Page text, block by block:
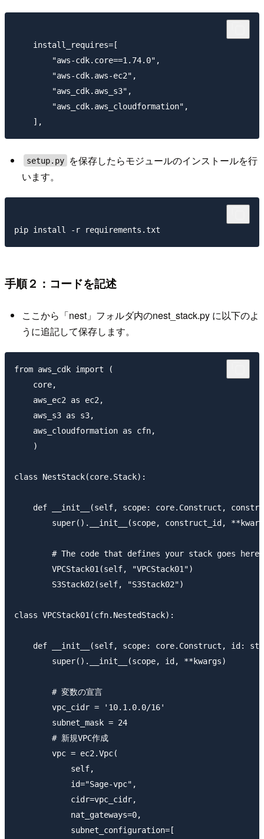
    install_requires=[
        "aws-cdk.core==1.74.0",
        "aws-cdk.aws-ec2",
        "aws_cdk.aws_s3",
        "aws_cdk.aws_cloudformation",
setup.py
を保存したらモジュールのインストールを行
います。
手順２：コードを記述
ここから「nest」フォルダ内のnest_stack.py に以下のよ
うに追記して保存します。
from aws_cdk import (
    core,
    aws_ec2 as ec2,
    aws_s3 as s3,
    aws_cloudformation as cfn,
    )
class NestStack(core.Stack):
def __init__(self, scope: core.Construct,
super().__init__(scope, construct_id,
        # The code that defines your stack goes here
        VPCStack01(self, "VPCStack01")
        S3Stack02(self, "S3Stack02")
class VPCStack01(cfn.NestedStack):
def __init__(self, scope: core.Construct, id:
        super().__init__(scope, id, **kwargs)
        # 変数の宣言
        vpc_cidr = '10.1.0.0/16'
        subnet_mask = 24
        # 新規VPC作成
        vpc = ec2.Vpc(
            self,
            id="Sage-vpc",
            cidr=vpc_cidr,
            nat_gateways=0,
            subnet_configuration=[